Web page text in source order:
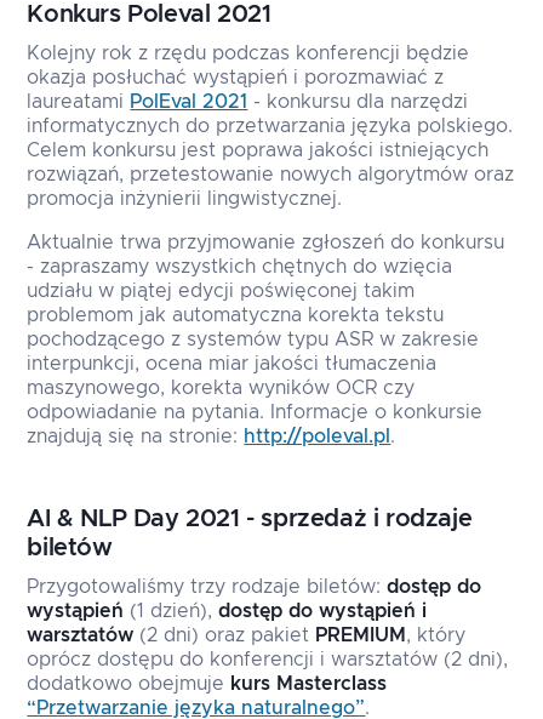
Konkurs Poleval 2021
Kolejny rok z rzędu podczas konferencji będzie
okazja posłuchać wystąpień i porozmawiać z
laureatami PolEval 2021 - konkursu dla narzędzi
informatycznych do przetwarzania języka polskiego.
Celem konkursu jest poprawa jakości istniejących
rozwiązań, przetestowanie nowych algorytmów oraz
promocja inżynierii lingwistycznej.
Aktualnie trwa przyjmowanie zgłoszeń do konkursu
- zapraszamy wszystkich chętnych do wzięcia
udziału w piątej edycji poświęconej takim
problemom jak automatyczna korekta tekstu
pochodzącego z systemów typu ASR w zakresie
interpunkcji, ocena miar jakości tłumaczenia
maszynowego, korekta wyników OCR czy
odpowiadanie na pytania. Informacje o konkursie
znajdują się na stronie: http://poleval.pl .
AI & NLP Day 2021 - sprzedaż i rodzaje
biletów
Przygotowaliśmy trzy rodzaje biletów:dostęp do
wystąpień (1 dzień),dostęp do wystąpień i
warsztatów (2 dni) oraz pakiet PREMIUM , który
oprócz dostępu do konferencji i warsztatów (2 dni),
dodatkowo obejmuje kurs Masterclass
“Przetwarzanie języka naturalnego”.